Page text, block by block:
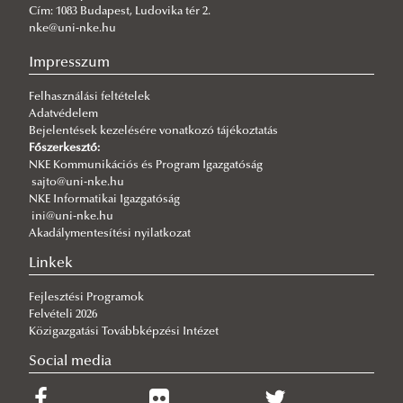
2026/08/03
Még nem késő jelentkezni a KTI szakirányú továbbképzéseire
Fordulat jöhet: megszűnhet a hatóság előtti hazugság
2026/07/30
Q-s/D-s pályázati felhívás
2026/07/30
Új esély a továbbtanulásra: válaszd az NKE-t a pótfelvételin!
2026/07/29
A gyermek mindenek felett
2026/07/27
Hamarosan indul a jelentkezés az egyetemi pótfelvételire
Cím: 1083 Budapest, Ludovika tér 2.
nke@uni-nke.hu
Impresszum
Felhasználási feltételek
Adatvédelem
Bejelentések kezelésére vonatkozó tájékoztatás
Főszerkesztő:
NKE Kommunikációs és Program Igazgatóság
sajto@uni-nke.hu
NKE Informatikai Igazgatóság
ini@uni-nke.hu
Akadálymentesítési nyilatkozat
Linkek
Fejlesztési Programok
Felvételi 2026
Közigazgatási Továbbképzési Intézet
Social media